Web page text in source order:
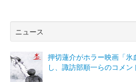
ニュース
押切蓮介がホラー映画「氷
し、諏訪部順一らのコメン